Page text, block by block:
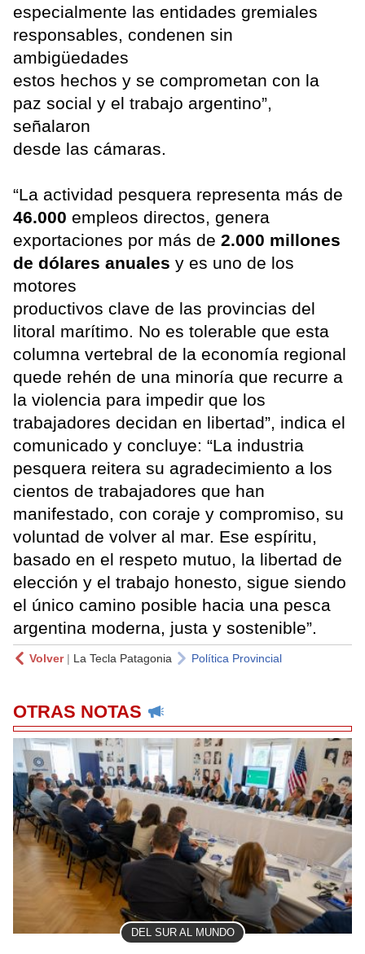
especialmente las entidades gremiales
responsables, condenen sin
ambigüedades
estos hechos y se comprometan con la
paz social y el trabajo argentino”,
señalaron
desde las cámaras.
“La actividad pesquera representa más de
46.000 empleos directos, genera
exportaciones por más de 2.000 millones
de dólares anuales y es uno de los
motores
productivos clave de las provincias del
litoral marítimo. No es tolerable que esta
columna vertebral de la economía regional
quede rehén de una minoría que recurre a
la violencia para impedir que los
trabajadores decidan en libertad”, indica el
comunicado y concluye: “La industria
pesquera reitera su agradecimiento a los
cientos de trabajadores que han
manifestado, con coraje y compromiso, su
voluntad de volver al mar. Ese espíritu,
basado en el respeto mutuo, la libertad de
elección y el trabajo honesto, sigue siendo
el único camino posible hacia una pesca
argentina moderna, justa y sostenible”.
Volver| La Tecla Patagonia Política Provincial
OTRAS NOTAS
DEL SUR AL MUNDO